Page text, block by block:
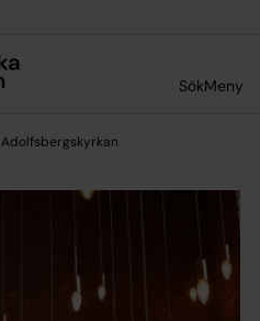
SökMeny
Adolfsbergskyrkan